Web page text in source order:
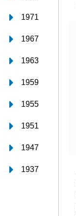
1971
1967
1963
1959
1955
1951
1947
1937